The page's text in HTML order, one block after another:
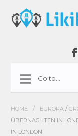
HOME / EUROPA /
ÜBERNACHTEN IN
IN LONDON